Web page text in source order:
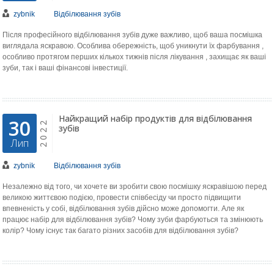
zybnik Відбілювання зубів
Після професійного відбілювання зубів дуже важливо, щоб ваша посмішка
виглядала яскравою. Особлива обережність, щоб уникнути їх фарбування ,
особливо протягом перших кількох тижнів після лікування , захищає як ваші
зуби, так і ваші фінансові інвестиції.
30
Лип 2022
Найкращий набір продуктів для відбілювання
зубів
zybnik Відбілювання зубів
Незалежно від того, чи хочете ви зробити свою посмішку яскравішою перед
великою життєвою подією, провести співбесіду чи просто підвищити
впевненість у собі, відбілювання зубів дійсно може допомогти. Але як
працює набір для відбілювання зубів? Чому зуби фарбуються та змінюють
колір? Чому існує так багато різних засобів для відбілювання зубів?